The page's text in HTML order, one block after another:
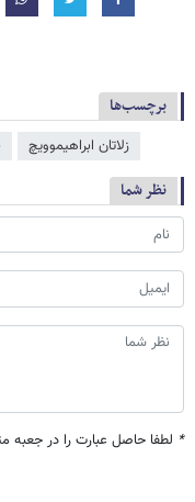
برچسب‌ها
زلاتان ابراهیموویچ
نظر شما
* لطفا حاصل عبارت را در جعبه